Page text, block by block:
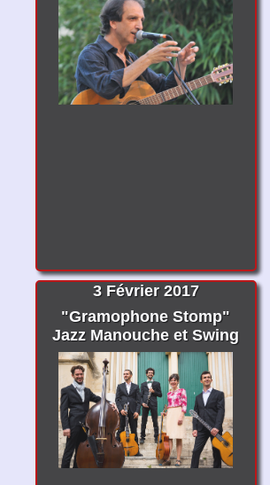
3 Février 2017
"Gramophone Stomp"
Jazz Manouche et Swing